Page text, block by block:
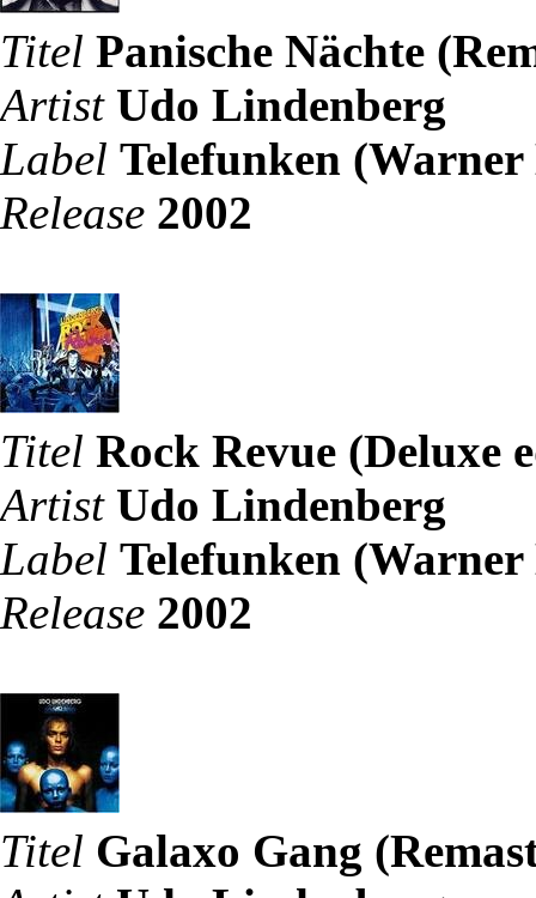
Titel Panische Nächte
Artist Udo Lindenberg
Label Telefunken
Release 2002
Titel Rock Revue (Deluxe
Artist Udo Lindenberg
Label Telefunken
Release 2002
Titel Galaxo Gang